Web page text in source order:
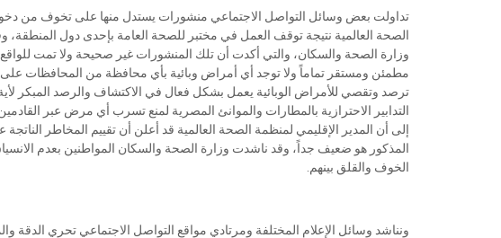
تداولت بعض وسائل التواصل الاجتماعي منشورات يستدل منها على تخوف من
الصحة العالمية نتيجة توقف العمل في مختبر للصحة العامة بإحدى دول المنطقة،
وزارة الصحة والسكان، والتي أكدت أن تلك المنشورات غير صحيحة ولا تمت
مطمئن ومستقر تماماً ولا توجد أي أمراض وبائية بأي محافظة من المحافظات
ترصد وتقصي للأمراض الوبائية يعمل بشكل فعال في الاكتشاف والرصد المبكر
التدابير الاحترازية بالمطارات والموانئ المصرية لمنع تسرب أي مرض عبر
إلى أن المدير الإقليمي لمنظمة الصحة العالمية قد أعلن أن تقييم المخاطر
المذكور هو ضعيف جداً، وقد ناشدت وزارة الصحة والسكان المواطنين بعدم
الخوف والقلق بينهم.
ونناشد وسائل الإعلام المختلفة ومرتادي مواقع التواصل الاجتماعي تحري الدقة